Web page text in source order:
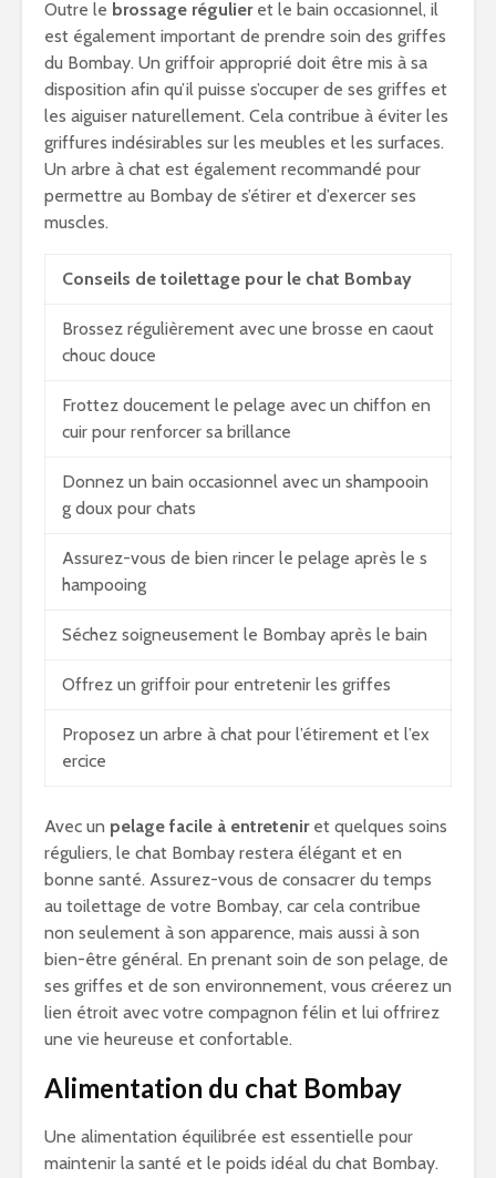
Outre le brossage régulieret le bain occasionnel, il
est également important de prendre soin des griffes
du Bombay. Un griffoir approprié doit être mis à sa
disposition afin qu’il puisse s’occuper de ses griffes et
les aiguiser naturellement. Cela contribue à éviter les
griffures indésirables sur les meubles et les surfaces.
Un arbre à chat est également recommandé pour
permettre au Bombay de s’étirer et d’exercer ses
muscles.
Conseils de toilettage pour le chat Bombay
Brossez régulièrement avec une brosse en caout
chouc douce
Frottez doucement le pelage avec un chiffon en
cuir pour renforcer sa brillance
Donnez un bain occasionnel avec un shampooin
g doux pour chats
Assurez-vous de bien rincer le pelage après le s
hampooing
Séchez soigneusement le Bombay après le bain
Offrez un griffoir pour entretenir les griffes
Proposez un arbre à chat pour l’étirement et l’ex
ercice
Avec un pelage facile à entreteniret quelques soins
réguliers, le chat Bombay restera élégant et en
bonne santé. Assurez-vous de consacrer du temps
au toilettage de votre Bombay, car cela contribue
non seulement à son apparence, mais aussi à son
bien-être général. En prenant soin de son pelage, de
ses griffes et de son environnement, vous créerez un
lien étroit avec votre compagnon félin et lui offrirez
une vie heureuse et confortable.
Alimentation du chat Bombay
Une alimentation équilibrée est essentielle pour
maintenir la santé et le poids idéal du chat Bombay.